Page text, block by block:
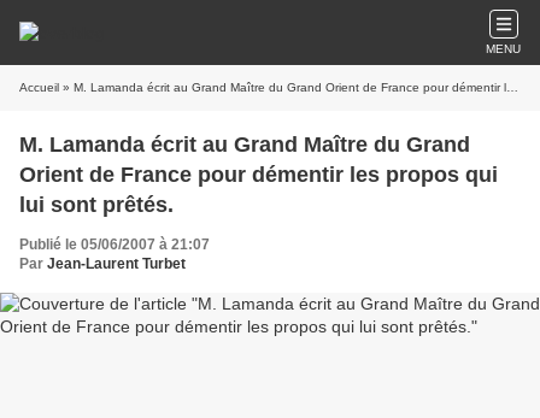
MENU
Accueil » M. Lamanda écrit au Grand Maître du Grand Orient de France pour démentir les propos qui lui sont prêtés.
M. Lamanda écrit au Grand Maître du Grand
Orient de France pour démentir les propos qui
lui sont prêtés.
Publié le 05/06/2007 à 21:07
Par Jean-Laurent Turbet